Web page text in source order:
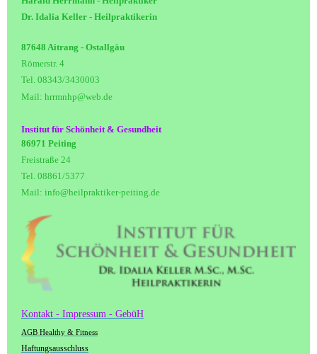
Dr. Idalia Keller - Heilpraktikerin
87648 Aitrang - Ostallgäu
Römerstr. 4
Tel. 08343/3430003
Mail: hrrmnhp@web.de
Institut für Schönheit & Gesundheit
86971 Peiting
Freistraße 24
Tel. 08861/5377
Mail: info@heilpraktiker-peiting.de
Kontakt - Impressum - GebüH
AGB Healthy & Fitness
Haftungsausschluss